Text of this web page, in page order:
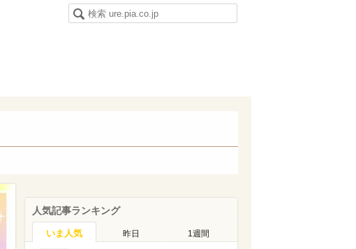
人気記事ランキング
いま人気 昨日 1週間